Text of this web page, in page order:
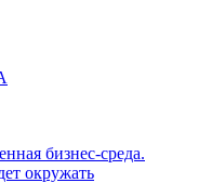
бизнес-среда.
окружать